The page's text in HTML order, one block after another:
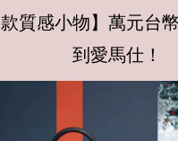
款質感小物】萬元台
到愛馬仕！